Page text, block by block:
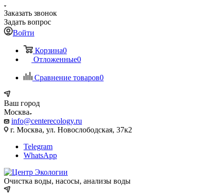
Заказать звонок
Задать вопрос
Войти
Корзина0
Отложенные0
Сравнение товаров0
Ваш город
Москва
info@centerecology.ru
г. Москва, ул. Новослободская, 37к2
Telegram
WhatsApp
Очистка воды, насосы, анализы воды